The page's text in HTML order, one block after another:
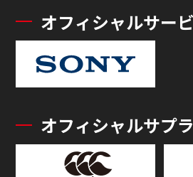
オフィシャルサー
オフィシャルサプ